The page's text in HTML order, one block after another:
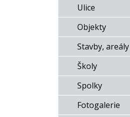
Ulice
Objekty
Stavby, areály
Školy
Spolky
Fotogalerie